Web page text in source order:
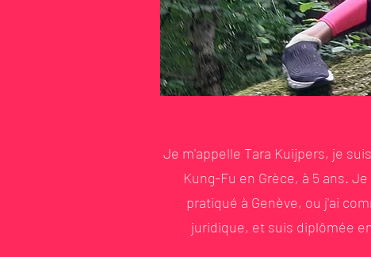
Je m'appelle Tara Kuijpers, je
Kung-Fu en Grèce, à 5 ans.
pratiqué à Genève, ou j'ai
juridique, et suis diplômée